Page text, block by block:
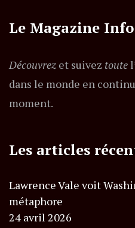
Le Magazine Info
Découvrez et suivez toute
dans le monde en
moment.
Les articles
Lawrence Vale voit
métaphore
24 avril 2026